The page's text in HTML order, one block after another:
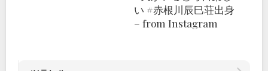
い #赤根川辰巳荘出身
– from Instagram